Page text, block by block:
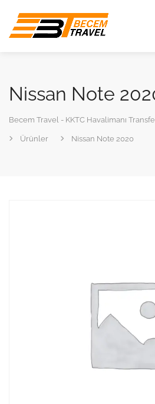
Nissan Note
Becem Travel - KKTC Havalimanı
Ürünler Nissan Note 2020